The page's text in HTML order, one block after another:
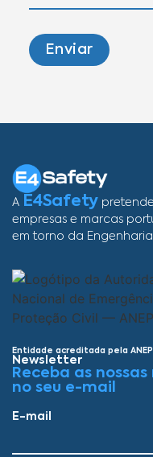
Enviar
A E4Safety
empresas e marcas
em torno da Engenharia.
Entidade acreditada pela
Newsletter
Receba as
no seu e-mail
E-mail